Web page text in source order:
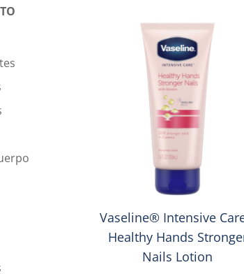
Vaseline® Intensive
Healthy Hands
Nails Lotion